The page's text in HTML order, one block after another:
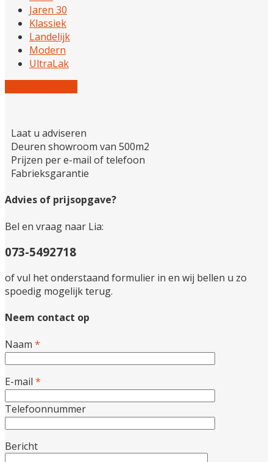
Jaren 30
Klassiek
Landelijk
Modern
UltraLak
Laat u adviseren
Deuren showroom van 500m2
Prijzen per e-mail of telefoon
Fabrieksgarantie
Advies of prijsopgave?
Bel en vraag naar Lia:
073-5492718
of vul het onderstaand formulier in en wij bellen u zo
spoedig mogelijk terug.
Neem contact op
Naam *
E-mail *
Telefoonnummer
Bericht